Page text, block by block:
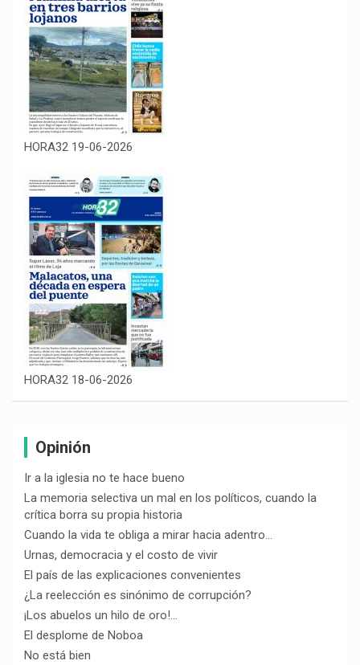
HORA32 19-06-2026
HORA32 18-06-2026
Opinión
Ir a la iglesia no te hace bueno
La memoria selectiva un mal en los políticos, cuando la
crítica borra su propia historia
Cuando la vida te obliga a mirar hacia adentro…
Urnas, democracia y el costo de vivir
El país de las explicaciones convenientes
¿La reelección es sinónimo de corrupción?
¡Los abuelos un hilo de oro!…
El desplome de Noboa
No está bien